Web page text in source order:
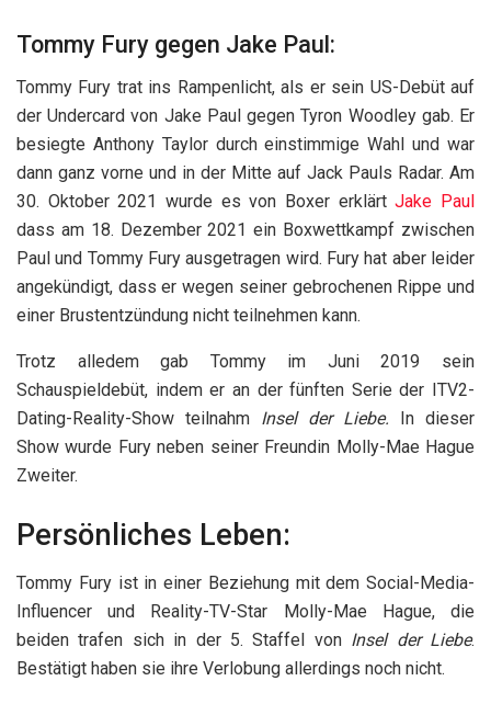
Tommy Fury gegen Jake Paul:
Tommy Fury trat ins Rampenlicht, als er sein US-Debüt auf
der Undercard von Jake Paul gegen Tyron Woodley gab. Er
besiegte Anthony Taylor durch einstimmige Wahl und war
dann ganz vorne und in der Mitte auf Jack Pauls Radar. Am
30. Oktober 2021 wurde es von Boxer erklärtJake Paul
dass am 18. Dezember 2021 ein Boxwettkampf zwischen
Paul und Tommy Fury ausgetragen wird. Fury hat aber leider
angekündigt, dass er wegen seiner gebrochenen Rippe und
einer Brustentzündung nicht teilnehmen kann.
Trotz alledem gab Tommy im Juni 2019 sein
Schauspieldebüt, indem er an der fünften Serie der ITV2-
Dating-Reality-Show teilnahm Insel der Liebe. In dieser
Show wurde Fury neben seiner Freundin Molly-Mae Hague
Zweiter.
Persönliches Leben:
Tommy Fury ist in einer Beziehung mit dem Social-Media-
Influencer und Reality-TV-Star Molly-Mae Hague, die
beiden trafen sich in der 5. Staffel von Insel der Liebe.
Bestätigt haben sie ihre Verlobung allerdings noch nicht.